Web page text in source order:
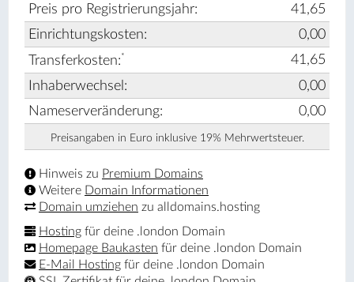
Preis pro Registrierungsjahr:
41,65
Einrichtungskosten:
0,00
Transferkosten:*
41,65
Inhaberwechsel:
0,00
Nameserveränderung:
0,00
Preisangaben in Euro inklusive 19% Mehrwertsteuer.
Hinweis zu Premium Domains
Weitere Domain Informationen
Domain umziehen zu alldomains.hosting
Hosting für deine .london Domain
Homepage Baukasten für deine .london Domain
E-Mail Hosting für deine .london Domain